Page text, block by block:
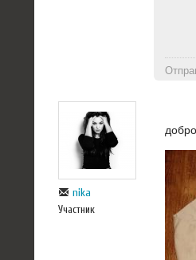
nika
Участник